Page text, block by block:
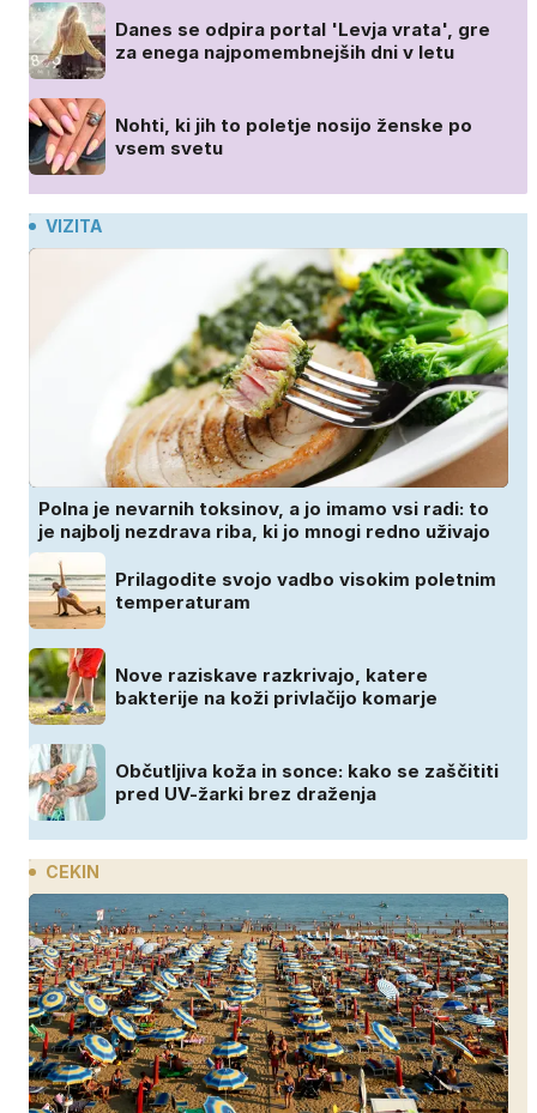
Danes se odpira portal 'Levja vrata', gre
za enega najpomembnejših dni v letu
Nohti, ki jih to poletje nosijo ženske po
vsem svetu
VIZITA
Polna je nevarnih toksinov, a jo imamo vsi radi: to
je najbolj nezdrava riba, ki jo mnogi redno uživajo
Prilagodite svojo vadbo visokim poletnim
temperaturam
Nove raziskave razkrivajo, katere
bakterije na koži privlačijo komarje
Občutljiva koža in sonce: kako se zaščititi
pred UV-žarki brez draženja
CEKIN